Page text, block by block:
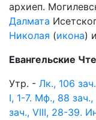
архиеп.
Далмата
Николая (икона) и
Евангельские
Утр. - Лк., 106
I, 1-7. Мф., 88 зач.,
зач., VIII, 28-39.